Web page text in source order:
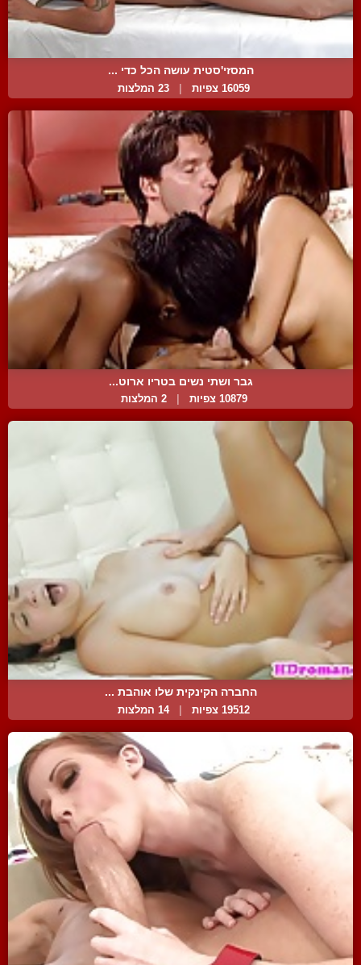
המסזי'סטית עושה הכל כדי ...
16059 צפיות | 23 המלצות
גבר ושתי נשים בטריו ארוט...
10879 צפיות 2 המלצות
החברה הקינקית שלו אוהבת ...
19512 צפיות 14 המלצות